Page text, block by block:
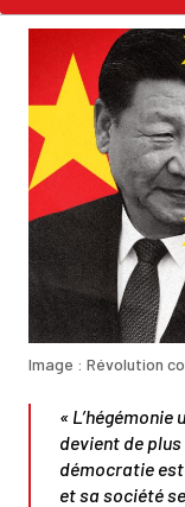
Image : Révolution
«
devient de
démocratie
et sa société